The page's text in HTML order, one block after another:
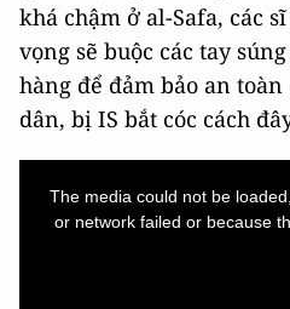
khá chậm ở al-Safa, các
vọng sẽ buộc các tay
hàng để đảm bảo an
dân, bị IS bắt cóc cách
The media could not be
or network failed or because